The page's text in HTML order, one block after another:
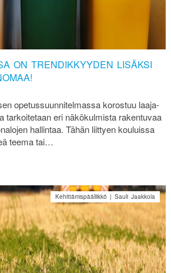
ON TRENDIKKYYDEN LISÄKSI
opetussuunnitelmassa korostuu laaja-
tarkoitetaan eri näkökulmista rakentuvaa
hallintaa. Tähän liittyen kouluissa
teema tai…
Kehittämispäällikkö | Sauli Jaakkola